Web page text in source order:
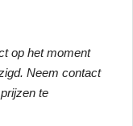
op het moment
Neem contact
te